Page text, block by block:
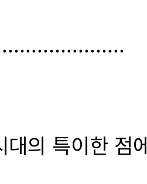
대의 특이한 점